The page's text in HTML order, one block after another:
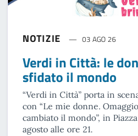
NOTIZIE 03 AGO 26
Verdi in Città: le
sfidato il mondo
“Verdi in Città” porta in
con “Le mie donne.
cambiato il mondo”, in
agosto alle ore 21.